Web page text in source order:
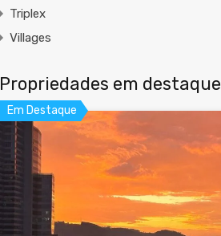
Triplex
Villages
Propriedades em destaque
Em Destaque